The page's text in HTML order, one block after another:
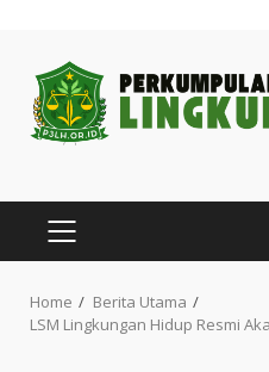
content
PRIMARY
MENU
Home
Berita Utama
LSM Lingkungan Hidup Resmi